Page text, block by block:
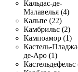
Кальдас-де-
Малавелья (4)
Кальпе (22)
Камбрильс (2)
Кампоамор (1)
Кастель-
де-Аро (1)
Кастельдефельс